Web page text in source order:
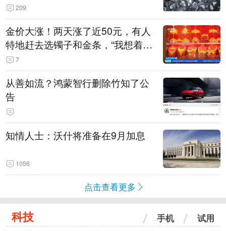
209
金价大涨！两天涨了近50元，有人
特地赶去选镯子和金条，“我想着买
起来可以保值，小批量进一些货”
7
从善如流？鸿蒙智行删除竹知了公
告
知情人士：沃什将准备在9月加息
1056
点击查看更多
科技 手机 试用